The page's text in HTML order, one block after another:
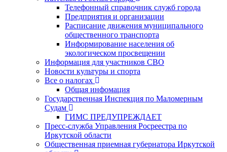
Телефонный справочник служб города
Предприятия и организации
Расписание движения муниципального
общественного транспорта
Информирование населения об
экологическом просвещении
Информация для участников СВО
Новости культуры и спорта
Все о налогах
Общая инфомация
Государственная Инспекция по Маломерным
Судам
ГИМС ПРЕДУПРЕЖДАЕТ
Пресс-служба Управления Росреестра по
Иркутской области
Общественная приемная губернатора Иркутской